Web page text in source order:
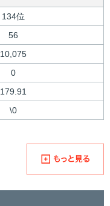
134位
56
10,075
0
179.91
\0